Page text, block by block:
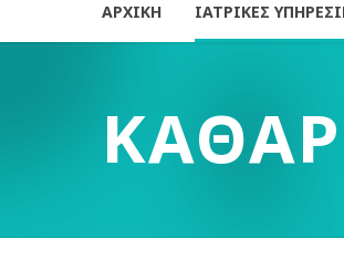
ΑΡΧΙΚΗ ΙΑΤΡΙΚΕΣ